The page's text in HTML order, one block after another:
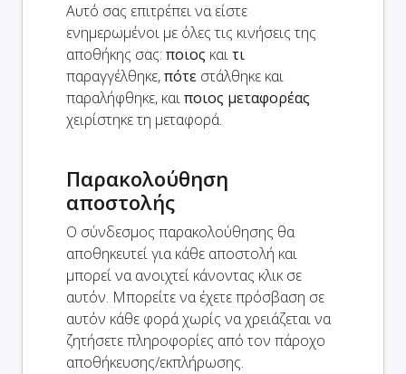
Αυτό σας επιτρέπει να είστε
ενημερωμένοι με όλες τις κινήσεις της
αποθήκης σας: ποιος καιτι
παραγγέλθηκε,πότε στάλθηκε και
παραλήφθηκε, καιποιος μεταφορέας
χειρίστηκε τη μεταφορά.
Παρακολούθηση
αποστολής
Ο σύνδεσμος παρακολούθησης θα
αποθηκευτεί για κάθε αποστολή και
μπορεί να ανοιχτεί κάνοντας κλικ σε
αυτόν. Μπορείτε να έχετε πρόσβαση σε
αυτόν κάθε φορά χωρίς να χρειάζεται να
ζητήσετε πληροφορίες από τον πάροχο
αποθήκευσης/εκπλήρωσης.